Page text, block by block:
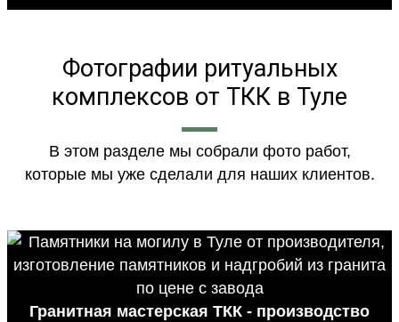
Фотографии ритуальных
комплексов от ТКК в Туле
В этом разделе мы собрали фото работ,
которые мы уже сделали для наших клиентов.
Гранитная мастерская ТКК - производство